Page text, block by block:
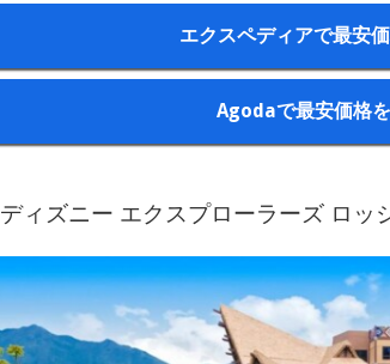
エクスペディアで最安
Agodaで最安価格
ディズニー エクスプローラーズ ロッ